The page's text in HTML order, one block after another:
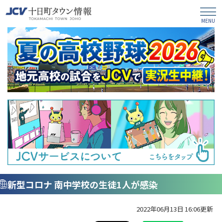
新型コロナ 南中学校の生徒1人が感染
2022年06月13日 16:06更新